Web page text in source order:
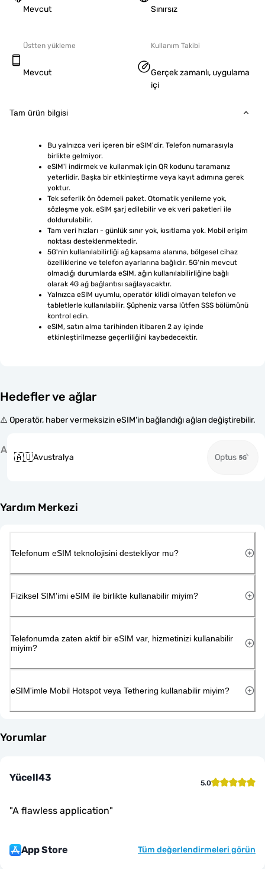
Mevcut Sınırsız
Üstten yükleme
Mevcut
Kullanım Takibi
Gerçek zamanlı, uygulama
içi
Tam ürün bilgisi
Bu yalnızca veri içeren bir eSIM'dir. Telefon numarasıyla
birlikte gelmiyor.
eSIM'i indirmek ve kullanmak için QR kodunu taramanız
yeterlidir. Başka bir etkinleştirme veya kayıt adımına gerek
yoktur.
Tek seferlik ön ödemeli paket. Otomatik yenileme yok,
sözleşme yok. eSIM şarj edilebilir ve ek veri paketleri ile
doldurulabilir.
Tam veri hızları - günlük sınır yok, kısıtlama yok. Mobil erişim
noktası desteklenmektedir.
5G'nin kullanılabilirliği ağ kapsama alanına, bölgesel cihaz
özelliklerine ve telefon ayarlarına bağlıdır. 5G'nin mevcut
olmadığı durumlarda eSIM, ağın kullanılabilirliğine bağlı
olarak 4G ağ bağlantısı sağlayacaktır.
Yalnızca eSIM uyumlu, operatör kilidi olmayan telefon ve
tabletlerle kullanılabilir. Şüpheniz varsa lütfen SSS bölümünü
kontrol edin.
eSIM, satın alma tarihinden itibaren 2 ay içinde
etkinleştirilmezse geçerliliğini kaybedecektir.
Hedefler ve ağlar
⚠️ Operatör, haber vermeksizin eSIM'in bağlandığı ağları değiştirebilir.
A
🇦🇺Avustralya Optus
Yardım Merkezi
Telefonum eSIM teknolojisini destekliyor mu?
Fiziksel SIM'imi eSIM ile birlikte kullanabilir miyim?
Telefonumda zaten aktif bir eSIM var, hizmetinizi kullanabilir
miyim?
eSIM'imle Mobil Hotspot veya Tethering kullanabilir miyim?
Yorumlar
Yücell43 5.0
"A flawless application"
App Store Tüm değerlendirmeleri görün